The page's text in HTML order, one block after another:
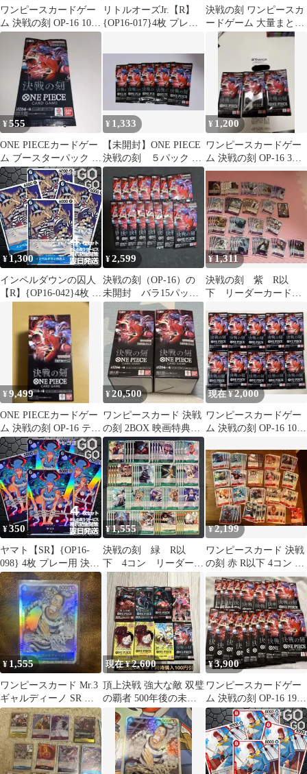
ワンピースカードゲー
ム 決戦の刻 OP-16 10パ
ック
リトルオーズJr.【R】
{OP16-017}4枚 プレー
決戦の刻 ワンピースカ
ードゲーム 大量まとめ
セット
¥555
ONE PIECEカードゲー
ム ブースターパック 決
戦の刻
¥ 1,333
【未開封】ONE PIECE
決戦の刻 ５パック ワ
ンピースBANDAI
¥ 1,200
ワンピースカードゲー
ム 決戦の刻 OP-16 3パ
ックセット
¥1,300
インペルダウンの囚人
【R】{OP16-042}4枚 プ
レー用 決戦の刻【OP-
¥2,599
決戦の刻（OP-16）の
未開封 バラ15パック
¥1,311
決戦の刻 紫 R以
下 リーダーカード付
¥9,499
ONE PIECEカードゲー
ム 決戦の刻 OP-16 テッ
プカットです
¥20,500
ワンピースカード 決戦
の刻 2BOX 映画特典セ
ット
現在 ¥2,000
ワンピースカードゲー
ム 決戦の刻 OP-16 10パ
¥350
ヤマト【SR】{OP16-
098} 4枚 プレー用 決戦
の刻【OP-16】
¥1,555
決戦の刻 緑 R以
下 4コン リーダーカ
ード付き ②
¥2,199
ワンピースカード 決戦
の刻 赤 R以下 4コン エ
ース デッキパーツ
¥ 1,555
ワンピースカード Mr.3
ギャルディーノ SR 決
戦の刻 OP16-056
現在 ¥2,600
頂上決戦 強大な敵 双璧
の覇者 500年後の未来
他3種類
¥3,900
ワンピースカードゲー
ム 決戦の刻 OP-16 19パ
ック